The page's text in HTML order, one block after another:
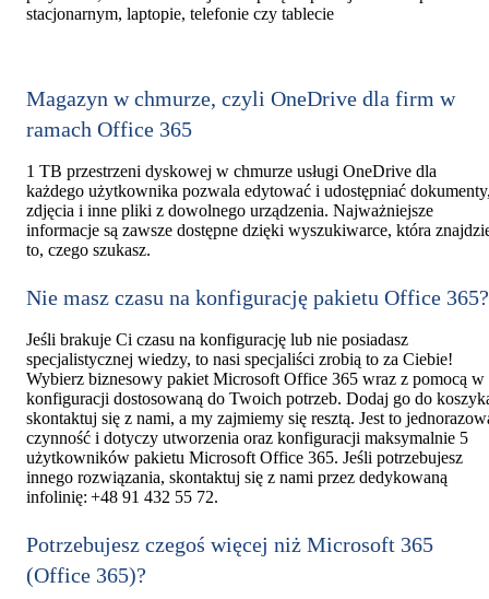
stacjonarnym, laptopie, telefonie czy tablecie
Magazyn w chmurze, czyli OneDrive dla firm w
ramach Office 365
1 TB przestrzeni dyskowej w chmurze usługi OneDrive dla
każdego użytkownika pozwala edytować i udostępniać
zdjęcia i inne pliki z dowolnego urządzenia. Najważniejsze
informacje są zawsze dostępne dzięki wyszukiwarce, która
to, czego szukasz.
Nie masz czasu na konfigurację pakietu Office 365?
Jeśli brakuje Ci czasu na konfigurację lub nie posiadasz
specjalistycznej wiedzy, to nasi specjaliści zrobią to za Ciebie!
Wybierz biznesowy pakiet Microsoft Office 365 wraz z pomocą w
konfiguracji dostosowaną do Twoich potrzeb. Dodaj go do
skontaktuj się z nami, a my zajmiemy się resztą. Jest to
czynność i dotyczy utworzenia oraz konfiguracji maksymalnie 5
użytkowników pakietu Microsoft Office 365. Jeśli potrzebujesz
innego rozwiązania, skontaktuj się z nami przez dedykowaną
infolinię: +48 91 432 55 72.
Potrzebujesz czegoś więcej niż Microsoft 365
(Office 365)?